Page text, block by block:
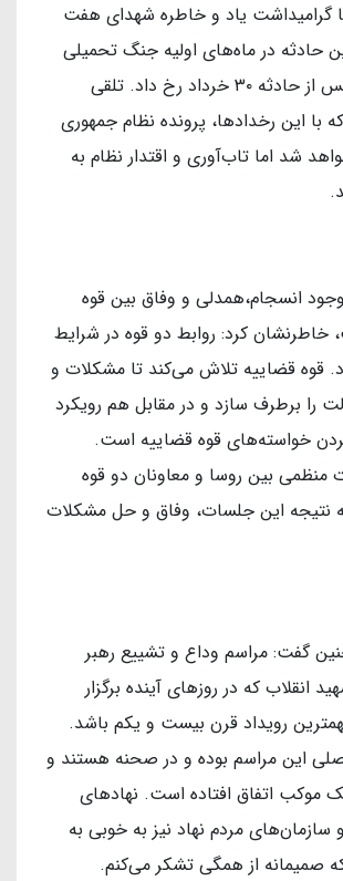
گرامیداشت یاد و خاطره شهدای هفت
حادثه در ماه‌های اولیه جنگ تحمیلی
هشت ساله و پس از حادثه ۳۰ خرداد رخ داد. تلقی
با این رخدادها، پرونده نظام جمهوری
شد اما تاب‌آوری و اقتدار نظام به
انسجام،همدلی و وفاق بین قوه
خاطرنشان کرد: روابط دو قوه در شرایط
قوه قضاییه تلاش می‌کند تا مشکلات و
را برطرف سازد و در مقابل هم رویکرد
خواسته‌های قوه قضاییه است.
بین روسا و معاونان دو قوه
نتیجه این جلسات، وفاق و حل مشکلات
گفت: مراسم وداع و تشییع رهبر
انقلاب که در روزهای آینده برگزار
رویداد قرن بیست و یکم باشد.
این مراسم بوده و در صحنه هستند و
موکب اتفاق افتاده است. نهادهای
سازمان‌های مردم نهاد نیز به خوبی به
صمیمانه از همگی تشکر می‌کنم.